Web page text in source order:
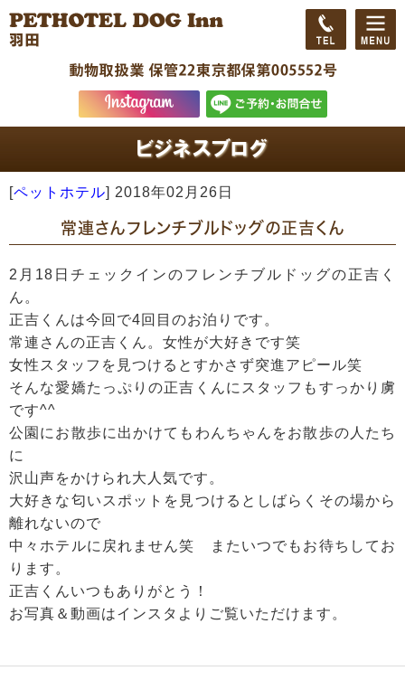
[ペットホテル] 2018年02月26日
常連さんフレンチブルドッグの正吉くん
2月18日チェックインのフレンチブルドッグの正吉く
ん。
正吉くんは今回で4回目のお泊りです。
常連さんの正吉くん。女性が大好きです笑
女性スタッフを見つけるとすかさず突進アピール笑
そんな愛嬌たっぷりの正吉くんにスタッフもすっかり虜
です^^
公園にお散歩に出かけてもわんちゃんをお散歩の人たち
に
沢山声をかけられ大人気です。
大好きな匂いスポットを見つけるとしばらくその場から
離れないので
中々ホテルに戻れません笑 またいつでもお待ちしてお
ります。
正吉くんいつもありがとう！
お写真＆動画はインスタよりご覧いただけます。